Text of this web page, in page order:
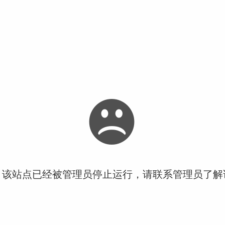
站点已经被管理员停止运行，请联系管理员了